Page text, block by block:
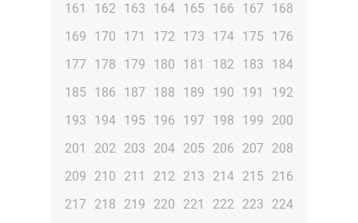
161
162 163 164 165 166 167
168
169
170 171 172 173 174 175
176
177
178 179 180 181 182 183
184
185
186 187 188 189 190 191
192
193
194 195 196 197 198 199
200
201
202 203 204 205 206 207
208
209
210 211 212 213 214 215
216
217
218 219 220 221 222 223
224